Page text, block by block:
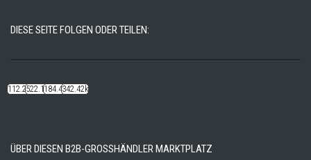
DIESE SEITE FOLGEN ODER TEILEN:
112.22k522.14k184.48k342.42k
ÜBER DIESEN B2B-GROSSHÄNDLER MARKTPLATZ